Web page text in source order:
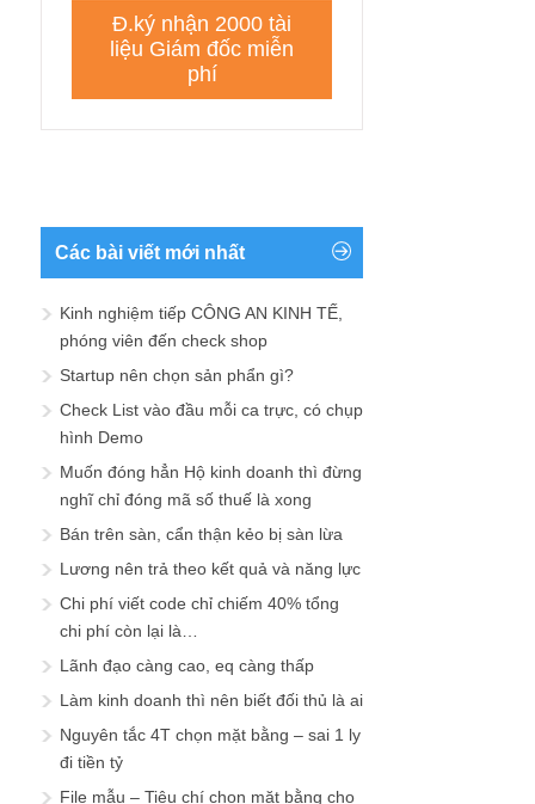
Các bài viết mới nhất
Kinh nghiệm tiếp CÔNG AN KINH TẾ,
phóng viên đến check shop
Startup nên chọn sản phẩn gì?
Check List vào đầu mỗi ca trực, có chụp
hình Demo
Muốn đóng hẳn Hộ kinh doanh thì đừng
nghĩ chỉ đóng mã số thuế là xong
Bán trên sàn, cẩn thận kẻo bị sàn lừa
Lương nên trả theo kết quả và năng lực
Chi phí viết code chỉ chiếm 40% tổng
chi phí còn lại là…
Lãnh đạo càng cao, eq càng thấp
Làm kinh doanh thì nên biết đối thủ là ai
Nguyên tắc 4T chọn mặt bằng – sai 1 ly
đi tiền tỷ
File mẫu – Tiêu chí chọn mặt bằng cho